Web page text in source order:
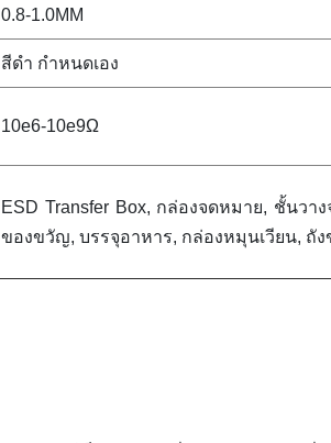
0.8-1.0MM
สีดำ กำหนดเอง
10e6-10e9Ω
ESD Transfer Box, กล่องจดหมาย, ชั้นวา
ของขวัญ, บรรจุอาหาร, กล่องหมุนเวียน, ถัง